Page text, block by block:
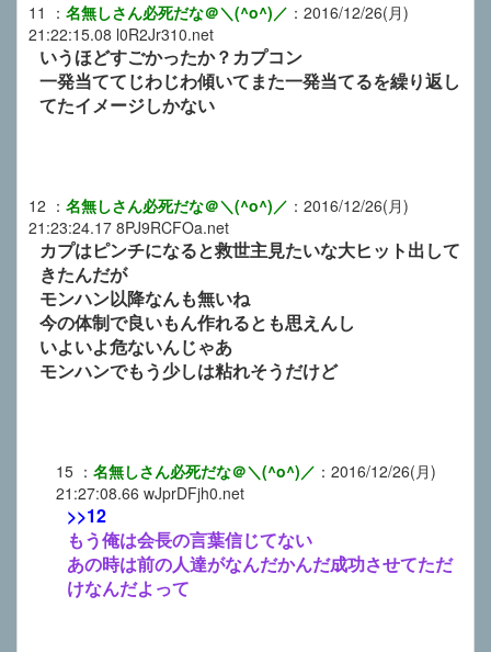
11 ： 名無しさん必死だな＠＼(^o^)／ ： 2016/12/26(月)
21:22:15.08 l0R2Jr310.net
いうほどすごかったか？カプコン
一発当ててじわじわ傾いてまた一発当てるを繰り返し
てたイメージしかない
12 ： 名無しさん必死だな＠＼(^o^)／ ： 2016/12/26(月)
21:23:24.17 8PJ9RCFOa.net
カプはピンチになると救世主見たいな大ヒット出して
きたんだが
モンハン以降なんも無いね
今の体制で良いもん作れるとも思えんし
いよいよ危ないんじゃあ
モンハンでもう少しは粘れそうだけど
15 ： 名無しさん必死だな＠＼(^o^)／ ： 2016/12/26(月)
21:27:08.66 wJprDFjh0.net
>>12
もう俺は会長の言葉信じてない
あの時は前の人達がなんだかんだ成功させてただ
けなんだよって